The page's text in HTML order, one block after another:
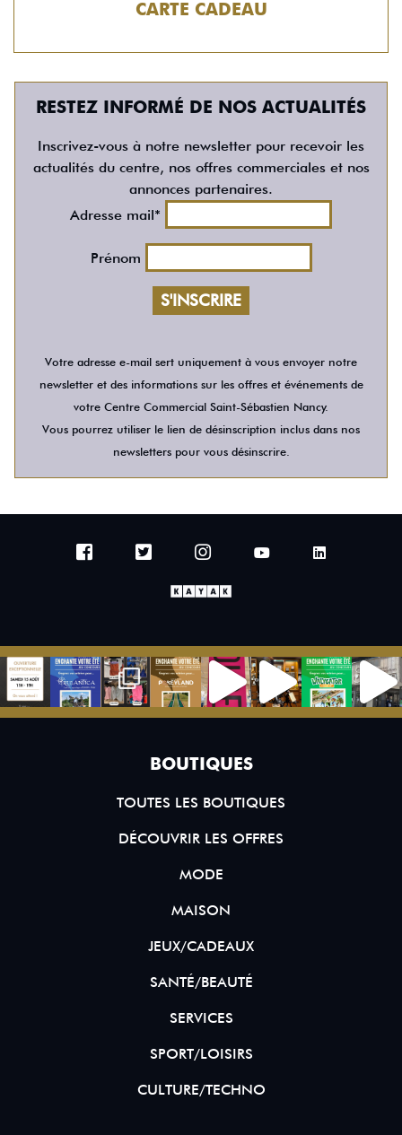
CARTE CADEAU
RESTEZ INFORMÉ DE NOS ACTUALITÉS
Inscrivez-vous à notre newsletter pour recevoir les
actualités du centre, nos offres commerciales et nos
annonces partenaires.
Adresse mail*
Prénom
Votre adresse e-mail sert uniquement à vous envoyer notre
newsletter et des informations sur les offres et événements de
votre Centre Commercial Saint-Sébastien Nancy.
Vous pourrez utiliser le lien de désinscription inclus dans nos
newsletters pour vous désinscrire.
BOUTIQUES
TOUTES LES BOUTIQUES
DÉCOUVRIR LES OFFRES
MODE
MAISON
JEUX/CADEAUX
SANTÉ/BEAUTÉ
SERVICES
SPORT/LOISIRS
CULTURE/TECHNO